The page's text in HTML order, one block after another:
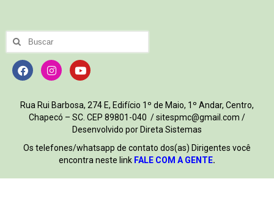
Rua Rui Barbosa, 274 E, Edifício 1º de Maio, 1º Andar, Centro,
Chapecó – SC. CEP 89801-040 / sitespmc@gmail.com /
Desenvolvido por Direta Sistemas
Os telefones/whatsapp de contato dos(as) Dirigentes você
encontra neste link FALE COM A GENTE.